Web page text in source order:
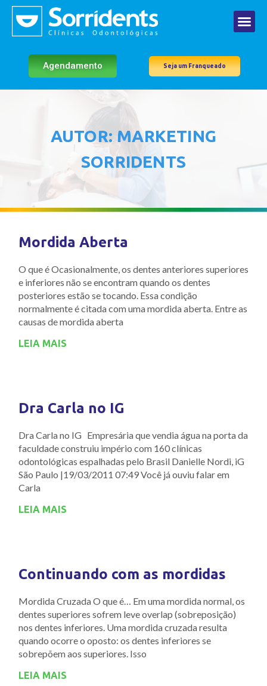
Agendamento Seja um Franqueado
AUTOR: MARKETING
SORRIDENTS
Mordida Aberta
O que é Ocasionalmente, os dentes anteriores superiores
e inferiores não se encontram quando os dentes
posteriores estão se tocando. Essa condição
normalmente é citada com uma mordida aberta. Entre as
causas de mordida aberta
LEIA MAIS
Dra Carla no IG
Dra Carla no IG Empresária que vendia água na porta da
faculdade construiu império com 160 clínicas
odontológicas espalhadas pelo Brasil Danielle Nordi, iG
São Paulo |19/03/2011 07:49 Você já ouviu falar em
Carla
LEIA MAIS
Continuando com as mordidas
Mordida Cruzada O que é… Em uma mordida normal, os
dentes superiores sofrem leve overlap (sobreposição)
nos dentes inferiores. Uma mordida cruzada resulta
quando ocorre o oposto: os dentes inferiores se
sobrepõem aos superiores. Isso
LEIA MAIS